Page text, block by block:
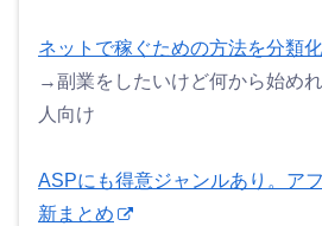
ネットで稼ぐための方法を分類
→副業をしたいけど何から始め
人向け
ASPにも得意ジャンルあり。ア
新まとめ